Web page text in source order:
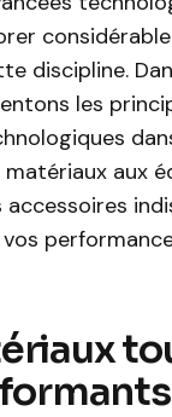
discipline.
les
aux